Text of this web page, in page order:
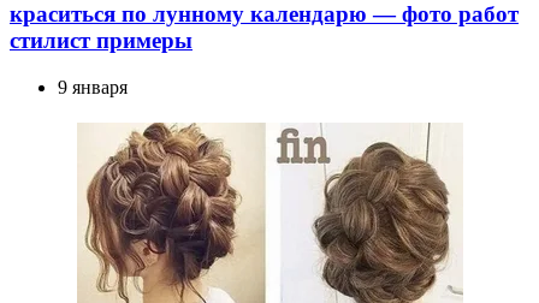
краситься по лунному календарю — фото работ
стилист примеры
9 января